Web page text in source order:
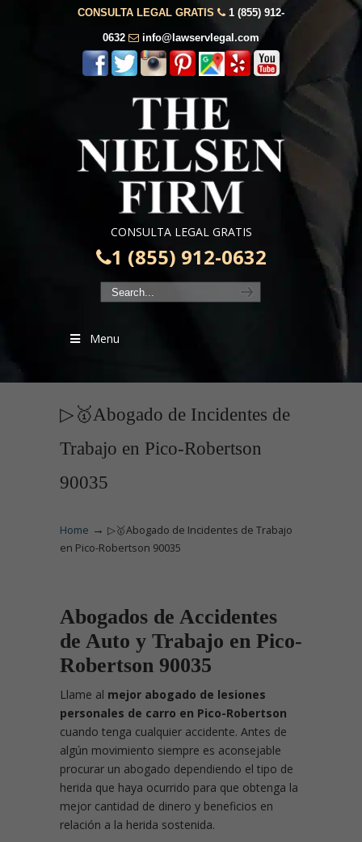
CONSULTA LEGAL GRATIS 1 (855) 912-
0632 info@lawservlegal.com
CONSULTA LEGAL GRATIS
1 (855) 912-0632
Menu
▷🥇Abogado de Incidentes de
Trabajo en Pico-Robertson
90035
Home → ▷🥇Abogado de Incidentes de Trabajo
en Pico-Robertson 90035
Abogados de Accidentes
de Auto y Trabajo en Pico-
Robertson 90035
Llame al mejor abogado de lesiones
personales de carro en Pico-Robertson
cuando tenga cualquier accidente. Antes de
algún movimiento siempre es aconsejable
procurar un abogado dependiendo el tipo de
herida que haya ocurrido para que obtenga la
mejor cantidad de dinero y beneficios en
relación a la herida sostenida.